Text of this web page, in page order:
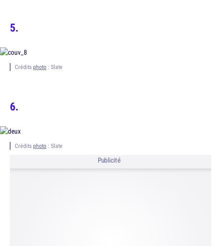
Crédits photo : Slate
Crédits photo : Slate
Publicité